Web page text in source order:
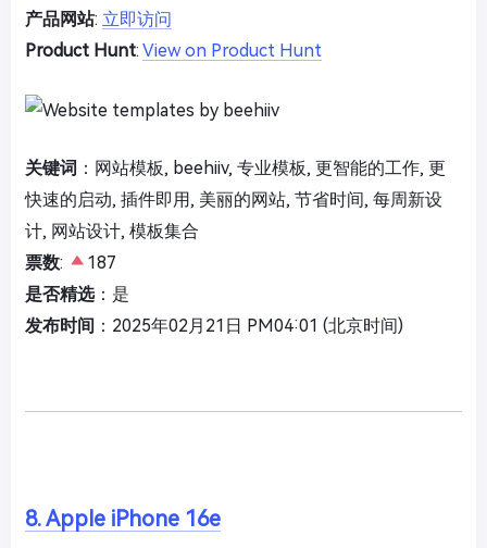
产品网站: 立即访问
Product Hunt: View on Product Hunt
关键词 ：网站模板, beehiiv, 专业模板, 更智能的工作, 更
快速的启动, 插件即用, 美丽的网站, 节省时间, 每周新设
计, 网站设计, 模板集合
票数:
187
是否精选：是
发布时间 ：2025年02月21日 PM04:01 (北京时间)
8. Apple iPhone 16e